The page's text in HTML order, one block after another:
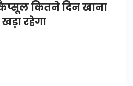
कितने दिन खाना
रहेगा